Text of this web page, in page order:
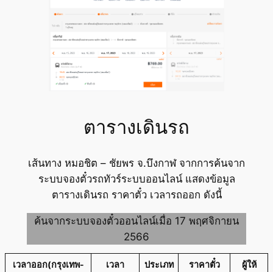
ตารางเดินรถ
เส้นทาง หมอชิต – ชัยพร จ.บึงกาฬ จากการค้นจาก
ระบบจองตั๋วรถทัวร์ระบบออนไลน์ แสดงข้อมูล
ตารางเดินรถ ราคาตั๋ว เวลารถออก ดังนี้
ค้นจากระบบจองตั๋วออนไลน์เมื่อ 17 พฤศจิกายน
2566
เวลาออก(กรุงเทพ-
เวลา
ประเภท
ราคาตั๋ว
ผู้ให้